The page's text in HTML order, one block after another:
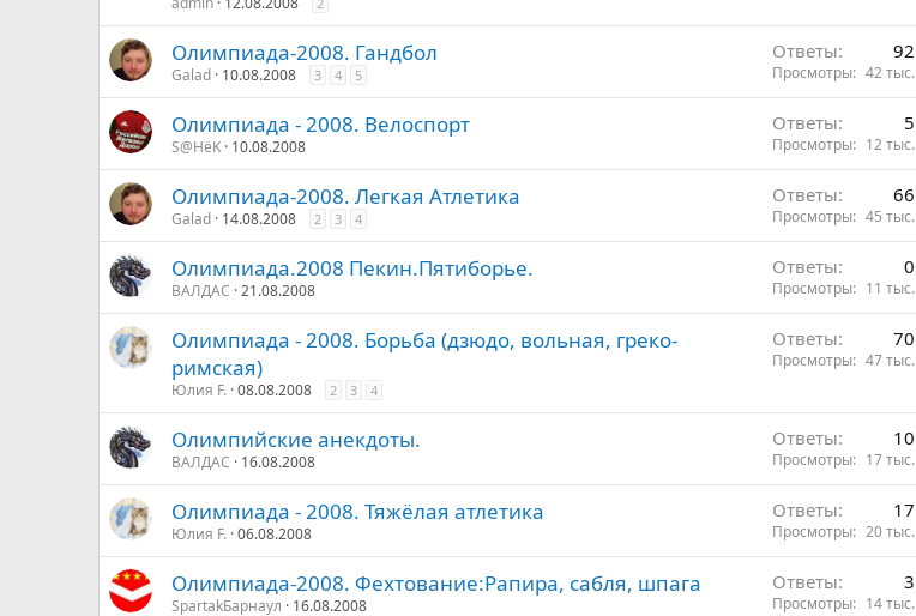
Олимпиада-2008. Гандбол
Galad 10.08.2008 3 4 5
Ответы 92
Просмотры 42 тыс.
Олимпиада - 2008. Велоспорт
S@HёK 10.08.2008
Ответы 5
Просмотры 12 тыс.
Олимпиада-2008. Легкая Атлетика
Galad 14.08.2008 2 3 4
Ответы 66
Просмотры 45 тыс.
Олимпиада.2008 Пекин.Пятиборье.
ВАЛДАС 21.08.2008
Ответы 0
Просмотры 11 тыс.
Олимпиада - 2008. Борьба (дзюдо, вольная, греко-
римская)
Юлия F. 08.08.2008 2 3 4
Ответы 70
Просмотры 47 тыс.
Олимпийские анекдоты.
ВАЛДАС 16.08.2008
Ответы 10
Просмотры 17 тыс.
Олимпиада - 2008. Тяжёлая атлетика
Юлия F. 06.08.2008
Ответы 17
Просмотры 20 тыс.
Олимпиада-2008. Фехтование:Рапира, сабля, шпага
SpartakБарнаул 16.08.2008
Ответы 3
Просмотры 14 тыс.